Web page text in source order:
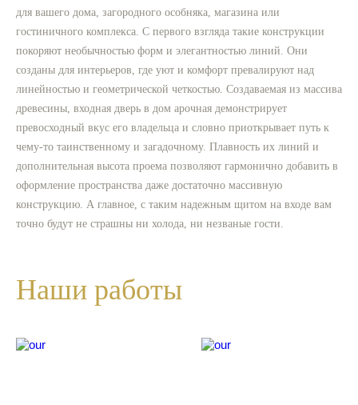
для вашего дома, загородного особняка, магазина или
гостиничного комплекса. С первого взгляда такие конструкции
покоряют необычностью форм и элегантностью линий. Они
созданы для интерьеров, где уют и комфорт превалируют над
линейностью и геометрической четкостью. Создаваемая из массива
древесины, входная дверь в дом арочная демонстрирует
превосходный вкус его владельца и словно приоткрывает путь к
чему-то таинственному и загадочному. Плавность их линий и
дополнительная высота проема позволяют гармонично добавить в
оформление пространства даже достаточно массивную
конструкцию. А главное, с таким надежным щитом на входе вам
точно будут не страшны ни холода, ни незваные гости.
Наши работы